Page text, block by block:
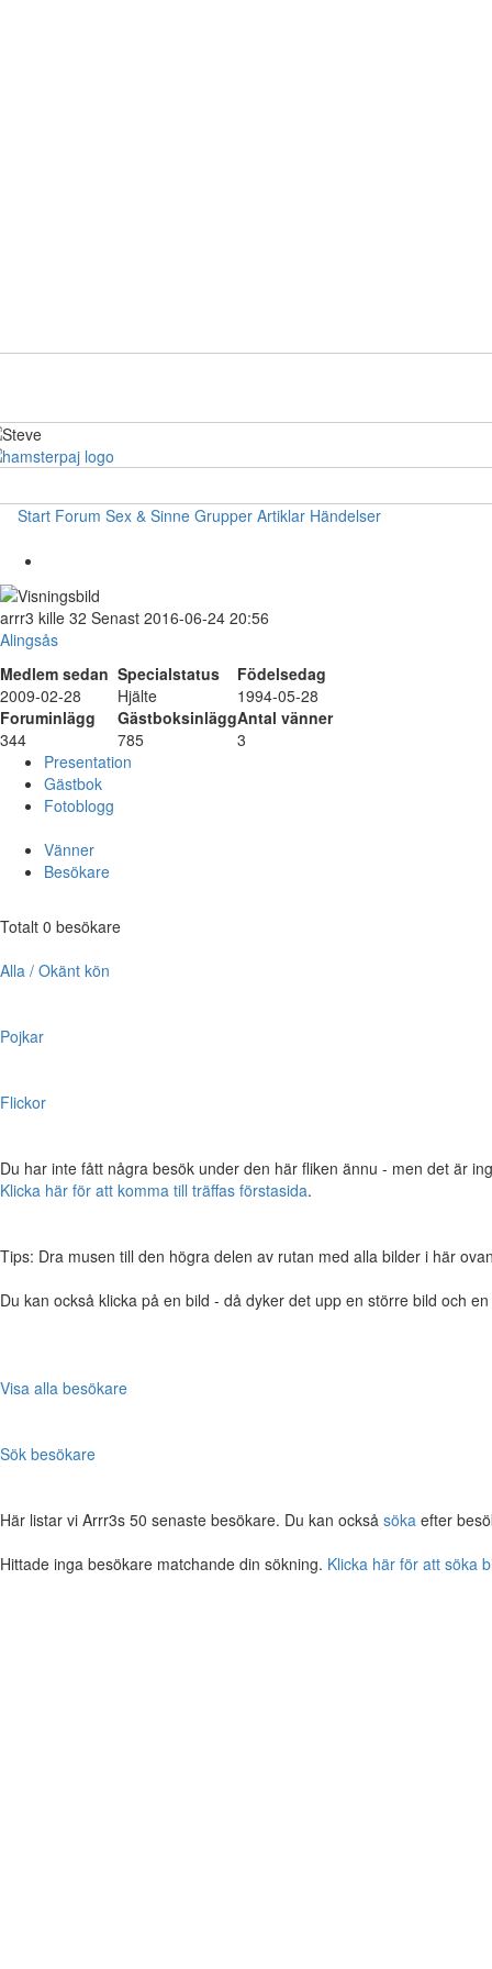
Start Forum Sex & Sinne Grupper Artiklar Händelser
arrr3 kille 32 Senast 2016-06-24 20:56
Alingsås
Medlem sedan Specialstatus
Födelsedag
2009-02-28
Hjälte
1994-05-28
Foruminlägg
GästboksinläggAntal vänner
344
785
3
Presentation
Gästbok
Fotoblogg
Vänner
Besökare
Totalt 0 besökare
Alla / Okänt kön
Pojkar
Flickor
Du har inte fått några besök under den här fliken ännu - men det är
Klicka här för att komma till träffas förstasida.
Tips: Dra musen till den högra delen av rutan med alla bilder i här
Du kan också klicka på en bild - då dyker det upp en större bild och
Visa alla besökare
Sök besökare
Här listar vi Arrr3s 50 senaste besökare. Du kan också söka efter
Hittade inga besökare matchande din sökning. Klicka här för att söka